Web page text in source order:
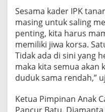
Sesama kader IPK
masing untuk saling
penting, kita harus
memiliki jiwa korsa.
Tidak ada di sini yang
maka kita semua akan
duduk sama rendah,”
Ketua Pimpinan Anak